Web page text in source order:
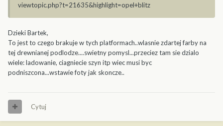
viewtopic.php?t=21635&highlight=opel+blitz
Dzieki Bartek,
To jest to czego brakuje w tych platformach..wlasnie zdartej farby na
tej drewnianej podlodze....swietny pomysl...przeciez tam sie dzialo
wiele: ladowanie, ciagniecie szyn itp wiec musi byc
podniszcona...wstawie foty jak skoncze..
Cytuj